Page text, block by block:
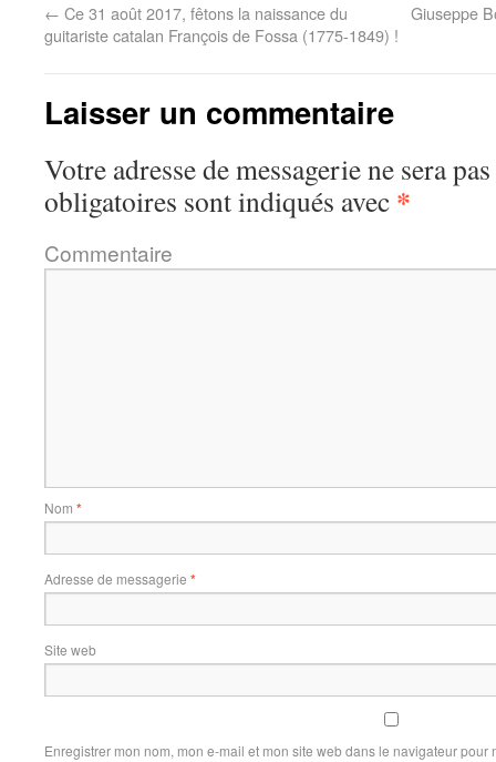
← Ce 31 août 2017, fêtons la naissance du
guitariste catalan François de Fossa (1775-1849) !
Giuseppe
Laisser un commentaire
Votre adresse de messagerie ne sera
obligatoires sont indiqués avec *
Commentaire
Nom *
Adresse de messagerie *
Site web
Enregistrer mon nom, mon e-mail et mon site web dans le navigateur pour